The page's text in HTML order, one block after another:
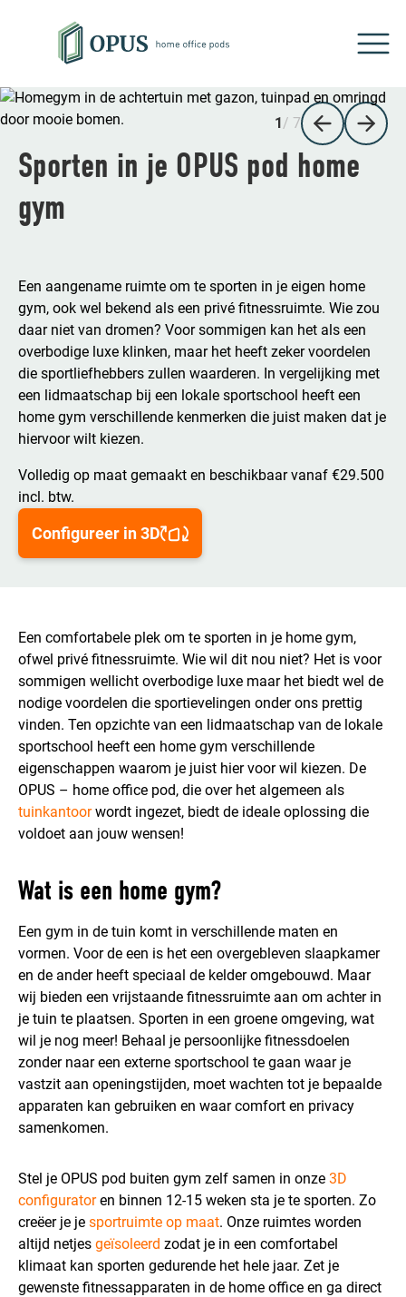
Sporten in je OPUS pod home
gym
Een aangename ruimte om te sporten in je eigen home
gym, ook wel bekend als een privé fitnessruimte. Wie zou
daar niet van dromen? Voor sommigen kan het als een
overbodige luxe klinken, maar het heeft zeker voordelen
die sportliefhebbers zullen waarderen. In vergelijking met
een lidmaatschap bij een lokale sportschool heeft een
home gym verschillende kenmerken die juist maken dat je
hiervoor wilt kiezen.
Volledig op maat gemaakt en beschikbaar vanaf €29.500
incl. btw.
Configureer in 3D
2/ 7
Een comfortabele plek om te sporten in je home gym,
ofwel privé fitnessruimte. Wie wil dit nou niet? Het is voor
sommigen wellicht overbodige luxe maar het biedt wel de
nodige voordelen die sportievelingen onder ons prettig
vinden. Ten opzichte van een lidmaatschap van de lokale
sportschool heeft een home gym verschillende
eigenschappen waarom je juist hier voor wil kiezen. De
OPUS – home office pod, die over het algemeen als
tuinkantoorwordt ingezet, biedt de ideale oplossing die
voldoet aan jouw wensen!
Wat is een home gym?
Een gym in de tuin komt in verschillende maten en
vormen. Voor de een is het een overgebleven slaapkamer
en de ander heeft speciaal de kelder omgebouwd. Maar
wij bieden een vrijstaande fitnessruimte aan om achter in
je tuin te plaatsen. Sporten in een groene omgeving, wat
wil je nog meer! Behaal je persoonlijke fitnessdoelen
zonder naar een externe sportschool te gaan waar je
vastzit aan openingstijden, moet wachten tot je bepaalde
apparaten kan gebruiken en waar comfort en privacy
samenkomen.
Stel je OPUS pod buiten gym zelf samen in onze 3D
configuratoren binnen 12-15 weken sta je te sporten. Zo
creëer je je sportruimte op maat. Onze ruimtes worden
altijd netjes geïsoleerd zodat je in een comfortabel
klimaat kan sporten gedurende het hele jaar. Zet je
gewenste fitnessapparaten in de home office en ga direct